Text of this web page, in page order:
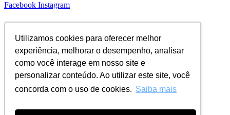
Utilizamos cookies para oferecer melhor
experiência, melhorar o desempenho, analisar
como você interage em nosso site e
personalizar conteúdo. Ao utilizar este site, você
concorda com o uso de cookies. Saiba mais
Facebook Instagram
ASSINE NOSSA NEWS!
Nome Completo
Email
© 2026 Todos os direitos reservados |
WERNER COIFFEUR